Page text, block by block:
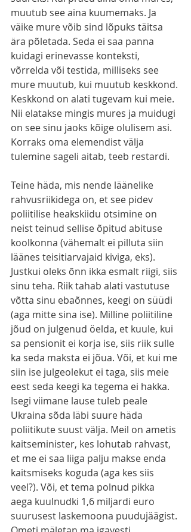
muutub see aina kuumemaks. Ja
väike mure võib sind lõpuks täitsa
ära põletada. Seda ei saa panna
kuidagi erinevasse konteksti,
võrrelda või testida, milliseks see
mure muutub, kui muutub keskkond.
Keskkond on alati tugevam kui meie.
Nii elatakse mingis mures ja muidugi
on see sinu jaoks kõige olulisem asi.
Korraks oma elemendist välja
tulemine sageli aitab, teeb restardi.
Teine häda, mis nende läänelike
rahvusriikidega on, et see pidev
poliitilise heakskiidu otsimine on
neist teinud sellise õpitud abituse
koolkonna (vähemalt ei pilluta siin
läänes teisitiarvajaid kiviga, eks).
Justkui oleks õnn ikka esmalt riigi, siis
sinu teha. Riik tahab alati vastutuse
võtta sinu ebaõnnes, keegi on süüdi
(aga mitte sina ise). Milline poliitiline
jõud on julgenud öelda, et kuule, kui
sa pensionit ei korja ise, siis riik sulle
ka seda maksta ei jõua. Või, et kui me
siin ise julgeolekut ei taga, siis meie
eest seda keegi ka tegema ei hakka.
Isegi viimane lause tuleb peale
Ukraina sõda läbi suure häda
poliitikute suust välja. Meil on ametis
kaitseminister, kes lohutab rahvast,
et me ei saa liiga palju makse enda
kaitsmiseks koguda (aga kes siis
veel?). Või, et tema polnud pikka
aega kuulnudki 1,6 miljardi euro
suurusest laskemoona puudujäägist.